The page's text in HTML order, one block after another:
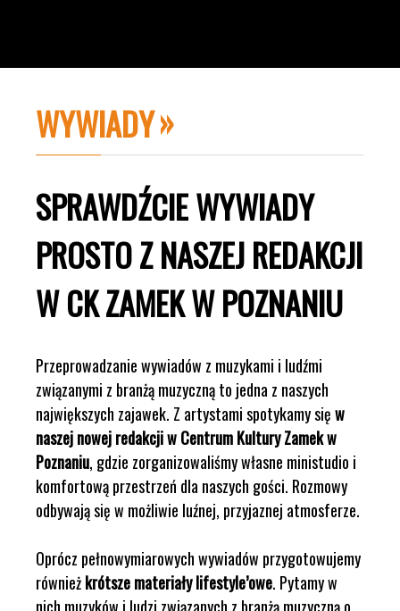
WYWIADY
SPRAWDŹCIE WYWIADY
PROSTO Z NASZEJ REDAKCJI
W CK ZAMEK W POZNANIU
Przeprowadzanie wywiadów z muzykami i ludźmi
związanymi z branżą muzyczną to jedna z naszych
największych zajawek. Z artystami spotykamy sięw
naszej nowej redakcji w Centrum Kultury Zamek w
Poznaniu, gdzie zorganizowaliśmy własne ministudio i
komfortową przestrzeń dla naszych gości. Rozmowy
odbywają się w możliwie luźnej, przyjaznej atmosferze.
Oprócz pełnowymiarowych wywiadów przygotowujemy
równieżkrótsze materiały lifestyle’owe. Pytamy w